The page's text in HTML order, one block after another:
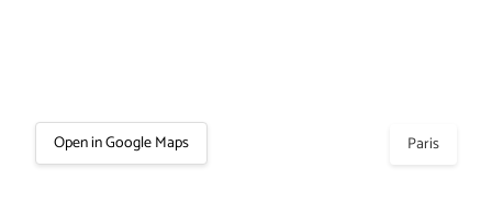
Open in Google Maps Paris